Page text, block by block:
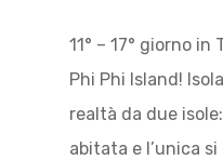
11° – 17° giorno in
Phi Phi Island!
realtà da due
abitata e l’unica